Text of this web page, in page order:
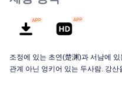
조정에 있는 초연(楚渊)과 서남에 있는 단백월(段白
관계 아닌 엉키어 있는 두사람. 강